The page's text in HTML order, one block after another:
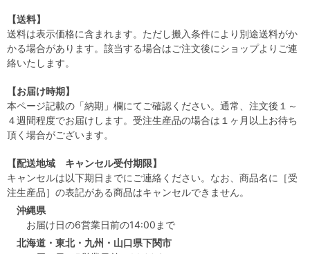
【送料】
送料は表示価格に含まれます。ただし搬入条件により別途送料がか
かる場合があります。該当する場合はご注文後にショップよりご連
絡いたします。
【お届け時期】
本ページ記載の「納期」欄にてご確認ください。通常、注文後１～
４週間程度でお届けします。受注生産品の場合は１ヶ月以上お待ち
頂く場合がございます。
【配送地域 キャンセル受付期限】
キャンセルは以下期日までにご連絡ください。なお、商品名に［受
注生産品］の表記がある商品はキャンセルできません。
沖縄県
お届け日の6営業日前の14:00まで
北海道・東北・九州・山口県下関市